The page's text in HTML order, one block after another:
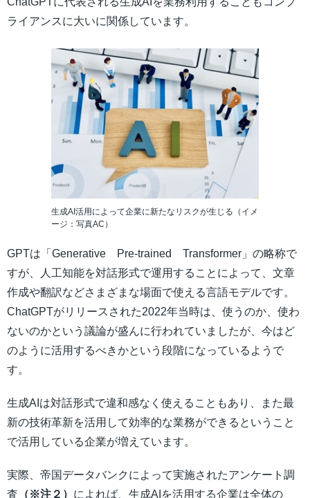
ライアンスに大いに関係しています。
生成AI活用によって企業に新たなリスクが生じる（イメ
ージ：写真AC）
GPTは「Generative Pre-trained Transformer」の略称で
すが、人工知能を対話形式で運用することによって、文章
作成や翻訳などさまざまな場面で使える言語モデルです。
ChatGPTがリリースされた2022年当時は、使うのか、使わ
ないのかという議論が盛んに行われていましたが、今はど
のように活用するべきかという段階になっているようで
す。
生成AIは対話形式で違和感なく使えることもあり、また最
新の技術革新を活用して効率的な業務ができるということ
で活用している企業が増えています。
実際、帝国データバンクによって実施されたアンケート調
査 （※注２） によれば、生成AIを活用する企業は全体の